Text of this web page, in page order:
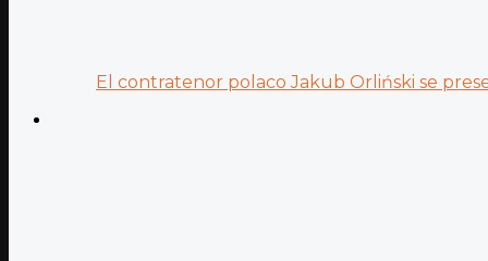
El contratenor polaco Jakub Orliński se